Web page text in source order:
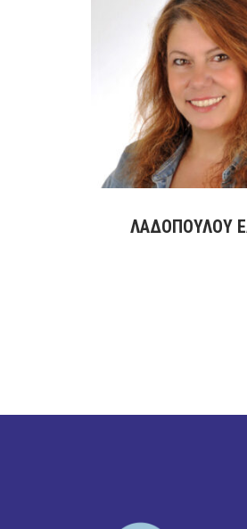
Παρεμβάσεις
Συμβουλίου
ΛΑΔΟΠΟΥΛΟΥ